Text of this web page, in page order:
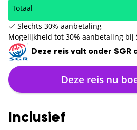
Totaal
Slechts 30% aanbetaling
Mogelijkheid tot 30% aanbetaling
Deze reis valt onder SGR
Deze reis nu
Inclusief